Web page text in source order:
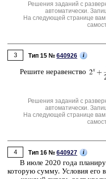
Решения заданий с
автоматически.
На следующей странице
3 Тип 15 № 640926 i
Ре­ши­те не­ра­вен­ство
Решения заданий с
автоматически.
На следующей странице
4 Тип 16 № 640927 i
В июле 2020 года
ко­то­рую сумму. Усло­вия его